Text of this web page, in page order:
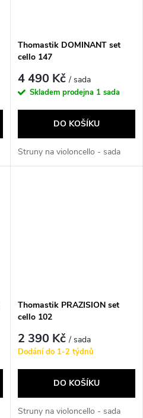
Thomastik DOMINANT set
cello 147
4 490 Kč/ sada
Skladem prodejna 1 sada
DO KOŠÍKU
Struny na violoncello - sada
Thomastik PRAZISION set
cello 102
2 390 Kč/ sada
Dodání do 1-2 týdnů
DO KOŠÍKU
Struny na violoncello - sada